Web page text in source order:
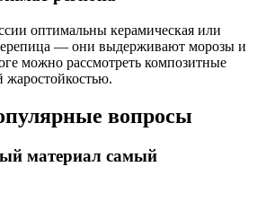
оптимальны керамическая или
— они выдерживают морозы и
можно рассмотреть композитные
жаростойкостью.
вопросы
материал самый